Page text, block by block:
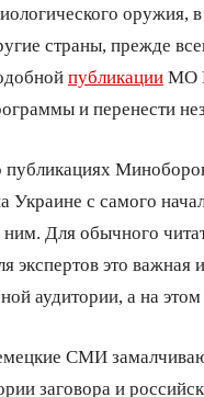
страны, прежде
публикации МО
и перенести
Украине с самого
ним. Для обычного
экспертов это
аудитории, а на
СМИ
заговора и